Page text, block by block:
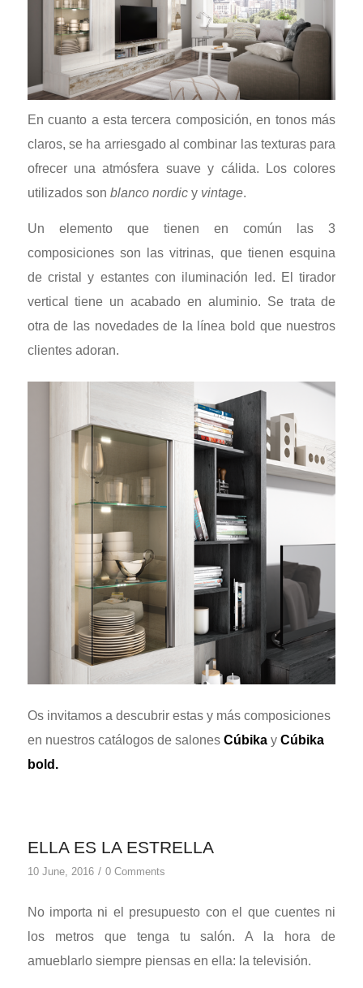
En cuanto a esta tercera composición, en tonos más
claros, se ha arriesgado al combinar las texturas para
ofrecer una atmósfera suave y cálida. Los colores
utilizados son blanco nordicy vintage.
Un elemento que tienen en común las 3
composiciones son las vitrinas, que tienen esquina
de cristal y estantes con iluminación led. El tirador
vertical tiene un acabado en aluminio. Se trata de
otra de las novedades de la línea bold que nuestros
clientes adoran.
Os invitamos a descubrir estas y más composiciones
en nuestros catálogos de salones Cúbikay Cúbika
bold .
ELLA ES LA ESTRELLA
10 June, 2016 / 0 Comments
No importa ni el presupuesto con el que cuentes ni
los metros que tenga tu salón. A la hora de
amueblarlo siempre piensas en ella: la televisión.